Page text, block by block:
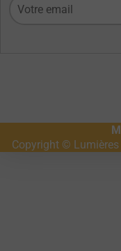
Copyright ©